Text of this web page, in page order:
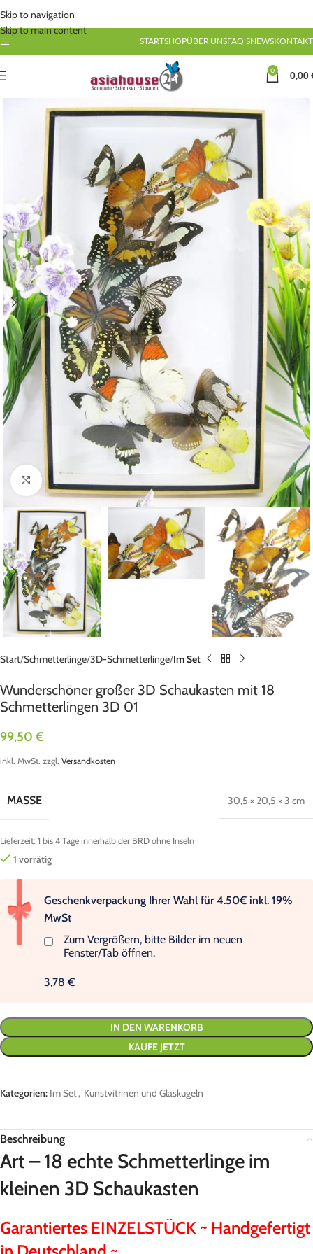
Skip to navigation
Skip to main content
STARTSHOPÜBER UNSFAQ’SNEWSKONTAKT
0 0,00
Click to enlarge
Start Schmetterlinge 3D-Schmetterlinge Im Set
Wunderschöner großer 3D Schaukasten mit 18
Schmetterlingen 3D 01
99,50€
inkl. MwSt. zzgl. Versandkosten
MASSE 30,5 × 20,5 × 3 cm
Lieferzeit: 1 bis 4 Tage innerhalb der BRD ohne Inseln
1 vorrätig
Geschenkverpackung Ihrer Wahl für 4.50€ inkl. 19%
MwSt
Zum Vergrößern, bitte Bilder im neuen
Fenster/Tab öffnen.
3,78 €
IN DEN WARENKORB
KAUFE JETZT
Kategorien: Im Set, Kunstvitrinen und Glaskugeln
Beschreibung
Art – 18 echte Schmetterlinge im
kleinen 3D Schaukasten
Garantiertes EINZELSTÜCK ~ Handgefertigt